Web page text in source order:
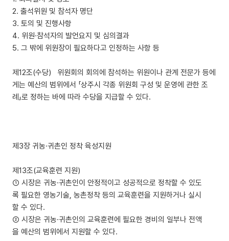
2. 출석위원 및 참석자 명단
3. 토의 및 진행사항
4. 위원·참석자의 발언요지 및 심의결과
5. 그 밖에 위원장이 필요하다고 인정하는 사항 등
제12조(수당) 위원회의 회의에 참석하는 위원이나 관계 전문가 등에
게는 예산의 범위에서 「상주시 각종 위원회 구성 및 운영에 관한 조
례」로 정하는 바에 따라 수당을 지급할 수 있다.
제3장 귀농·귀촌인 정착 육성지원
제13조(교육훈련 지원)
① 시장은 귀농·귀촌인이 안정적이고 성공적으로 정착할 수 있도
록 필요한 영농기술, 농촌정착 등의 교육훈련을 지원하거나 실시
할 수 있다.
② 시장은 귀농·귀촌인의 교육훈련에 필요한 경비의 일부나 전액
을 예산의 범위에서 지원할 수 있다.